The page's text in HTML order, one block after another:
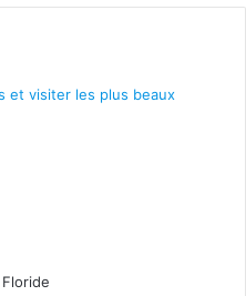
et visiter les plus beaux